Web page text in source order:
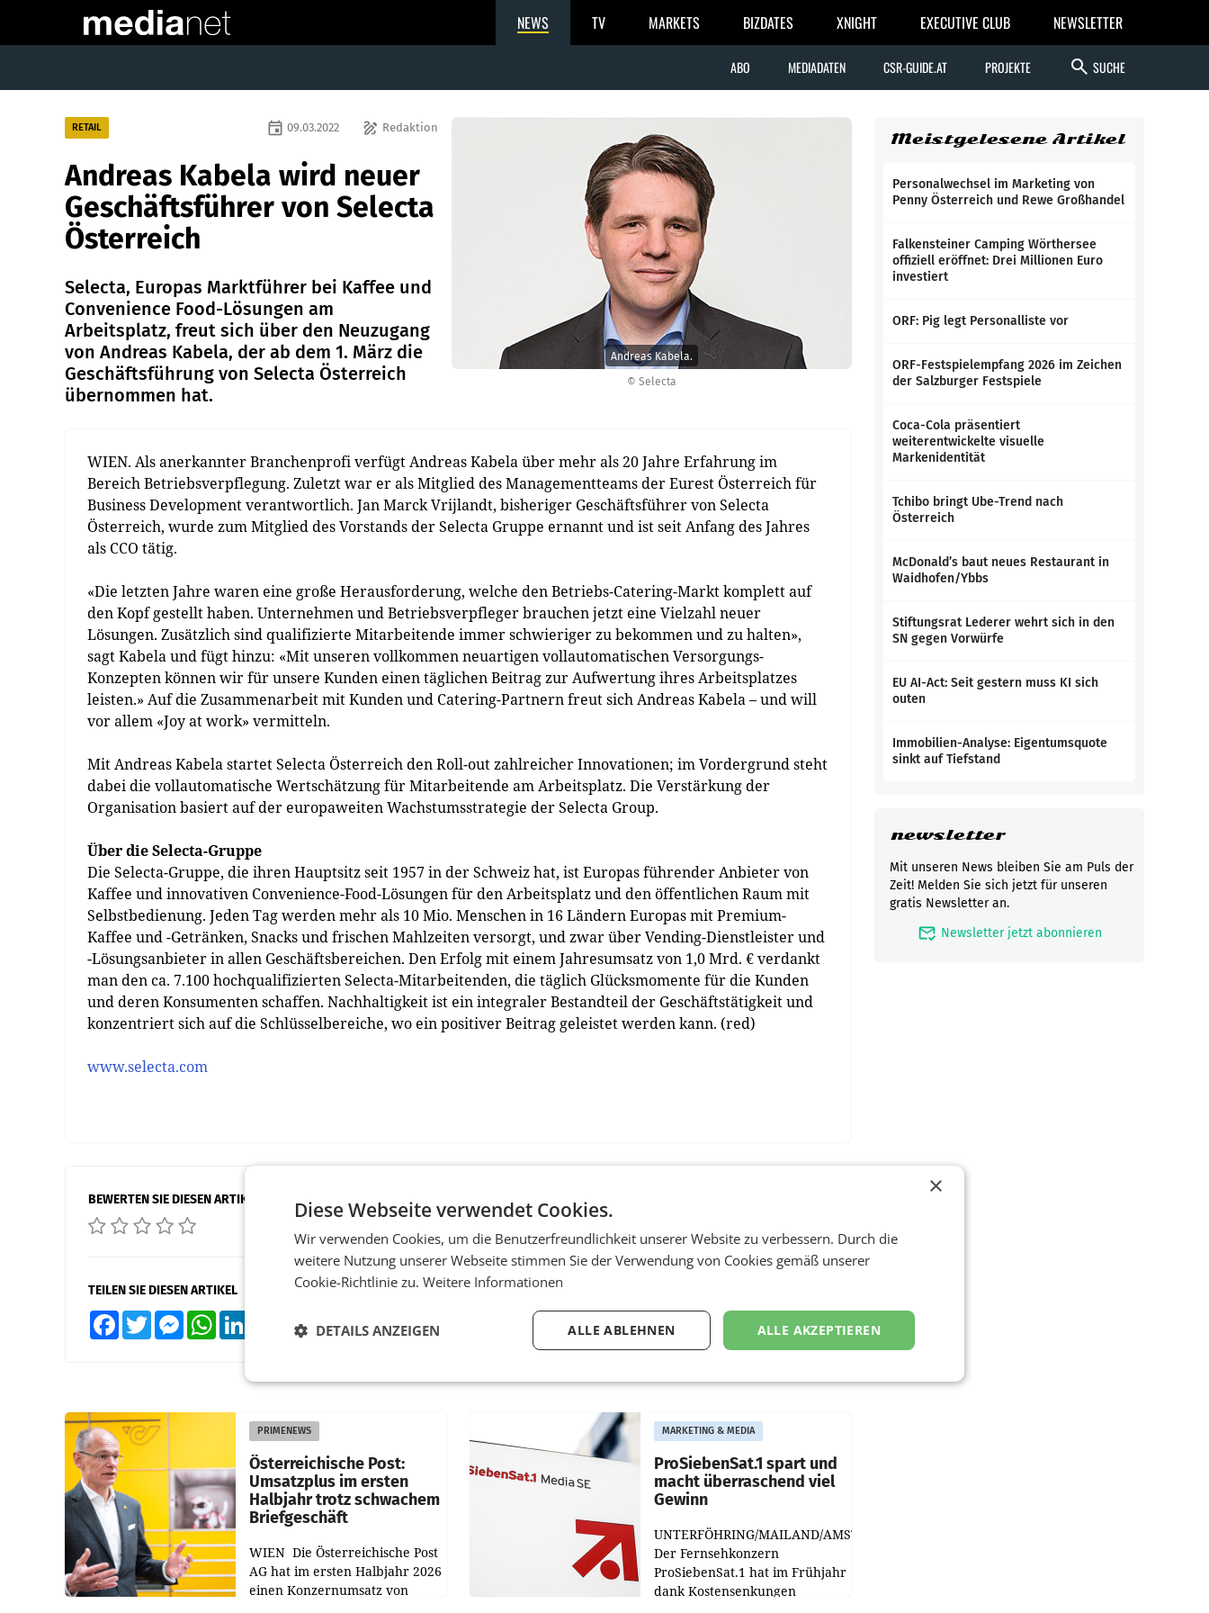
NEWS TV MARKETS BIZDATES XNIGHT EXECUTIVE CLUB NEWSLETTER
ABO MEDIADATEN CSR-GUIDE.AT PROJEKTE search SUCHE
© Selecta
Andreas Kabela.
RETAIL draw Redaktion
event 09.03.2022
Andreas Kabela wird neuer
Geschäftsführer von Selecta
Österreich
Selecta, Europas Marktführer bei Kaffee und
Convenience Food-Lösungen am
Arbeitsplatz, freut sich über den Neuzugang
von Andreas Kabela, der ab dem 1. März die
Geschäftsführung von Selecta Österreich
übernommen hat.
WIEN. Als anerkannter Branchenprofi verfügt Andreas Kabela über mehr als 20 Jahre Erfahrung im
Bereich Betriebsverpflegung. Zuletzt war er als Mitglied des Managementteams der Eurest Österreich für
Business Development verantwortlich. Jan Marck Vrijlandt, bisheriger Geschäftsführer von Selecta
Österreich, wurde zum Mitglied des Vorstands der Selecta Gruppe ernannt und ist seit Anfang des Jahres
als CCO tätig.
«Die letzten Jahre waren eine große Herausforderung, welche den Betriebs-Catering-Markt komplett auf
den Kopf gestellt haben. Unternehmen und Betriebsverpfleger brauchen jetzt eine Vielzahl neuer
Lösungen. Zusätzlich sind qualifizierte Mitarbeitende immer schwieriger zu bekommen und zu halten»,
sagt Kabela und fügt hinzu: «Mit unseren vollkommen neuartigen vollautomatischen Versorgungs-
Konzepten können wir für unsere Kunden einen täglichen Beitrag zur Aufwertung ihres Arbeitsplatzes
leisten.» Auf die Zusammenarbeit mit Kunden und Catering-Partnern freut sich Andreas Kabela – und will
vor allem «Joy at work» vermitteln.
Mit Andreas Kabela startet Selecta Österreich den Roll-out zahlreicher Innovationen; im Vordergrund steht
dabei die vollautomatische Wertschätzung für Mitarbeitende am Arbeitsplatz. Die Verstärkung der
Organisation basiert auf der europaweiten Wachstumsstrategie der Selecta Group.
Über die Selecta-Gruppe
Die Selecta-Gruppe, die ihren Hauptsitz seit 1957 in der Schweiz hat, ist Europas führender Anbieter von
Kaffee und innovativen Convenience-Food-Lösungen für den Arbeitsplatz und den öffentlichen Raum mit
Selbstbedienung. Jeden Tag werden mehr als 10 Mio. Menschen in 16 Ländern Europas mit Premium-
Kaffee und -Getränken, Snacks und frischen Mahlzeiten versorgt, und zwar über Vending-Dienstleister und
-Lösungsanbieter in allen Geschäftsbereichen. Den Erfolg mit einem Jahresumsatz von 1,0 Mrd. € verdankt
man den ca. 7.100 hochqualifizierten Selecta-Mitarbeitenden, die täglich Glücksmomente für die Kunden
und deren Konsumenten schaffen. Nachhaltigkeit ist ein integraler Bestandteil der Geschäftstätigkeit und
konzentriert sich auf die Schlüsselbereiche, wo ein positiver Beitrag geleistet werden kann. (red)
www.selecta.com
BEWERTEN SIE DIESEN ARTIKEL
TEILEN SIE DIESEN ARTIKEL
FacebookTwitter MessengerWhatsApp
PRIMENEWS
Österreichische Post:
Umsatzplus im ersten
Halbjahr trotz schwachem
Briefgeschäft
WIEN Die Österreichische Post
AG hat im ersten Halbjahr 2026
einen Konzernumsatz von
MARKETING & MEDIA
ProSiebenSat.1 spart und
macht überraschend viel
Gewinn
UNTERFÖHRING/MAILAND/AMSTERDAM.
Der Fernsehkonzern
ProSiebenSat.1 hat im Frühjahr
dank Kostensenkungen
Meistgelesene Artikel
Personalwechsel im Marketing von
Penny Österreich und Rewe Großhandel
Falkensteiner Camping Wörthersee
offiziell eröffnet: Drei Millionen Euro
investiert
ORF: Pig legt Personalliste vor
ORF-Festspielempfang 2026 im Zeichen
der Salzburger Festspiele
Coca-Cola präsentiert
weiterentwickelte visuelle
Markenidentität
Tchibo bringt Ube-Trend nach
Österreich
McDonald’s baut neues Restaurant in
Waidhofen/Ybbs
Stiftungsrat Lederer wehrt sich in den
SN gegen Vorwürfe
EU AI-Act: Seit gestern muss KI sich
outen
Immobilien-Analyse: Eigentumsquote
sinkt auf Tiefstand
newsletter
Mit unseren News bleiben Sie am Puls der
Zeit! Melden Sie sich jetzt für unseren
gratis Newsletter an.
mark_email_read Newsletter jetzt abonnieren
×
Diese Webseite verwendet Cookies.
Wir verwenden Cookies, um die Benutzerfreundlichkeit unserer Website zu verbessern. Durch die
weitere Nutzung unserer Webseite stimmen Sie der Verwendung von Cookies gemäß unserer
Cookie-Richtlinie zu. Weitere Informationen
ALLE AKZEPTIEREN
ALLE ABLEHNEN
DETAILS ANZEIGEN